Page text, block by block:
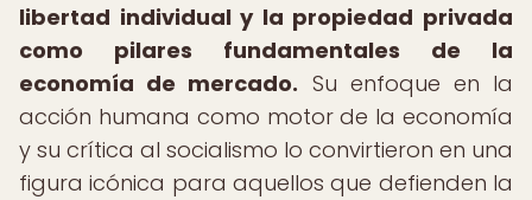
libertad individual y la propiedad privada
como pilares fundamentales de la
economía de mercado. Su enfoque en la
acción humana como motor de la economía
y su crítica al socialismo lo convirtieron en una
figura icónica para aquellos que defienden la